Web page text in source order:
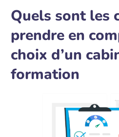
Quels sont les
prendre en
choix d’un
formation